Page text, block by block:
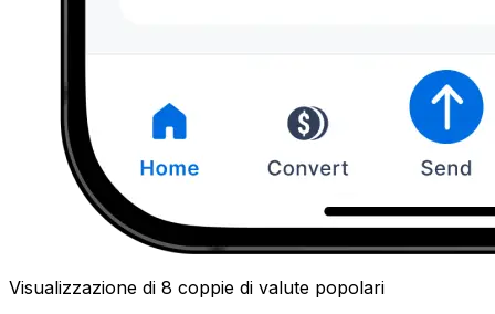
Visualizzazione di 8 coppie di valute popolari